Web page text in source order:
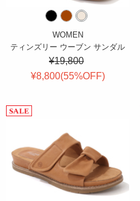
WOMEN
ティンズリー ウーブン サンダル
¥19,800
¥8,800(55%OFF)